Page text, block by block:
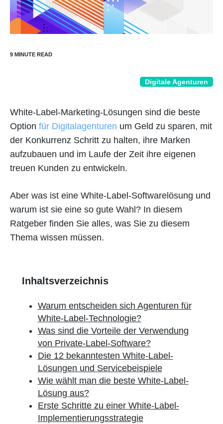
Digitale Agenturen
White-Label-Marketing-Lösungen sind die beste
Option für Digitalagenturen um Geld zu sparen, mit
der Konkurrenz Schritt zu halten, ihre Marken
aufzubauen und im Laufe der Zeit ihre eigenen
treuen Kunden zu entwickeln.
Aber was ist eine White-Label-Softwarelösung und
warum ist sie eine so gute Wahl? In diesem
Ratgeber finden Sie alles, was Sie zu diesem
Thema wissen müssen.
Inhaltsverzeichnis
Warum entscheiden sich Agenturen für
White-Label-Technologie?
Was sind die Vorteile der Verwendung
von Private-Label-Software?
Die 12 bekanntesten White-Label-
Lösungen und Servicebeispiele
Wie wählt man die beste White-Label-
Lösung aus?
Erste Schritte zu einer White-Label-
Implementierungsstrategie